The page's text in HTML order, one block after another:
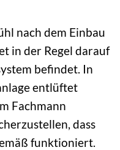
nach dem Einbau
in der Regel darauf
befindet. In
entlüftet
Fachmann
dass
funktioniert.